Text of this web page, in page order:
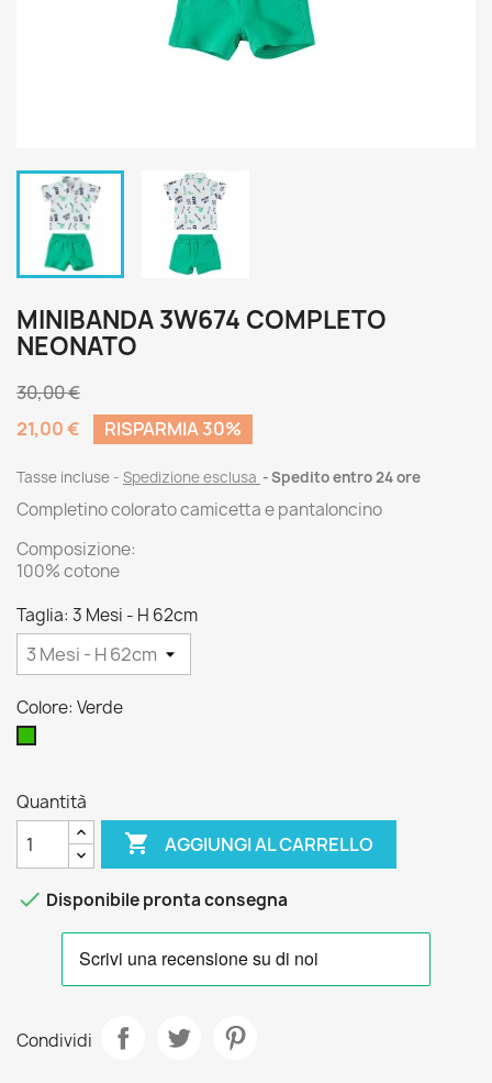
MINIBANDA 3W674 COMPLETO
NEONATO
30,00 €
21,00 €
RISPARMIA 30%
Tasse incluse Spedizione esclusa Spedito entro 24 ore
Completino colorato camicetta e pantaloncino
Composizione:
100% cotone
Taglia: 3 Mesi - H 62cm
Colore: Verde
Quantità
 AGGIUNGI AL CARRELLO
 Disponibile pronta consegna
Condividi